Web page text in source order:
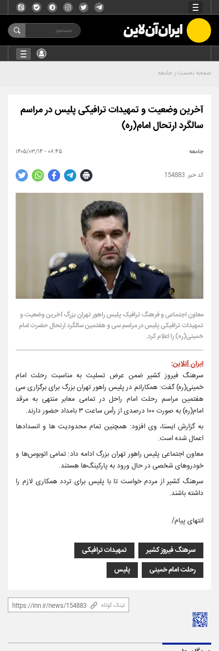
صفحه نخست جامعه
آخرین وضعیت و تمهیدات ترافیکی پلیس در مراسم
سالگرد ارتحال امام(ره)
جامعه ۰۸:۴۵ - ۱۴۰۵/۰۳/۱۴
154883
معاون اجتماعی و فرهنگ ترافیک پلیس راهور تهران بزرگ آخرین وضعیت و
تمهیدات ترافیکی پلیس در مراسم سی و هفتمین سالگرد ارتحال حضرت امام
خمینی(ره) را اعلام کرد.
ایران آنلاین:
سرهنگ فیروز کشیر ضمن عرض تسلیت به مناسبت رحلت امام
خمینی(ره) گفت: همکارانم در پلیس راهور تهران بزرگ برای برگزاری سی
هفتمین مراسم رحلت امام راحل در تمامی معابر منتهی به مرقد
امام(ره) به صورت ۱۰۰ درصدی از رأس ساعت ۳ بامداد حضور دارند.
به گزارش ایسنا، وی افزود: همچنین تمام محدودیت ها و انسدادها
اعمال شده است.
معاون اجتماعی پلیس راهور تهران بزرگ ادامه داد: تمامی اتوبوس‌ها و
خودروهای شخصی در حال ورود به پارکینگ‌ها هستند.
سرهنگ کشیر از مردم خواست تا با پلیس برای تردد همکاری لازم را
داشته باشند.
انتهای پیام/
سرهنگ فیروز کشیر
تمهیدات ترافیکی
رحلت امام خمینی
پلیس
لینک کوتاه